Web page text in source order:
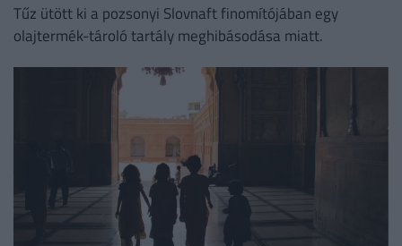
Tűz ütött ki a pozsonyi Slovnaft finomítójában egy
olajtermék-tároló tartály meghibásodása miatt.